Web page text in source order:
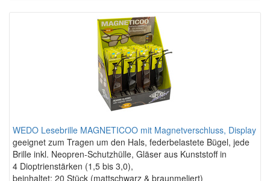
WEDO Lesebrille MAGNETICOO mit Magnetverschluss, Display
geeignet zum Tragen um den Hals, federbelastete Bügel, jede
Brille inkl. Neopren-Schutzhülle, Gläser aus Kunststoff in
4 Dioptrienstärken (1,5 bis 3,0),
beinhaltet: 20 Stück (mattschwarz & braunmeliert)